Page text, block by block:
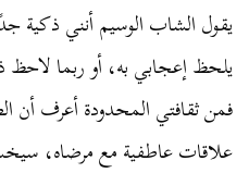
يقول الشاب الوسيم أنني ذكية
يلحظ إعجابي به، أو ربما
فمن ثقافتي المحدودة أعرف أن
علاقات عاطفية مع مرضاه،